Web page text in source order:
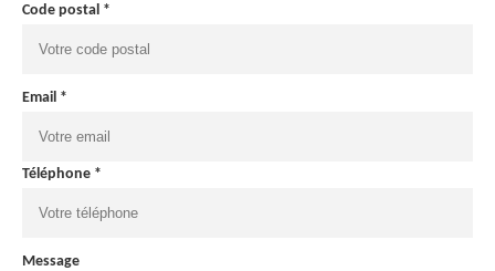
Code postal *
Email *
Téléphone *
Message